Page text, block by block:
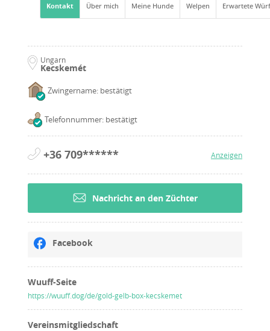
Kontakt Über mich Meine Hunde Welpen Erwartete
Ungarn
Kecskemét
Zwingername: bestätigt
Telefonnummer: bestätigt
+36 709****** Anzeigen
Nachricht an den Züchter
Facebook
Wuuff-Seite
https://wuuff.dog/de/gold-gelb-box-kecskemet
Vereinsmitgliedschaft